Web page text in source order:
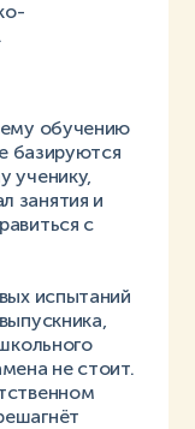
обучению
базируются
ученику,
занятия и
с
испытаний
не стоит.